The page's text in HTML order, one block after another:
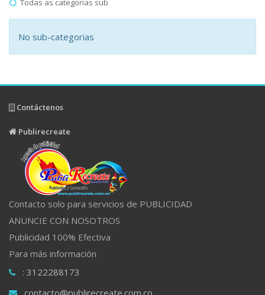
Todas as categorias sub
No sub-categorias
Contáctenos
Publirecreate
Contacto solo para servicios de PUBLICIDAD
ANUNCIE CON NOSOTROS
Publicidad 100% Efectiva
Para más información
: 3122288173
contacto@publirecreate.com.co